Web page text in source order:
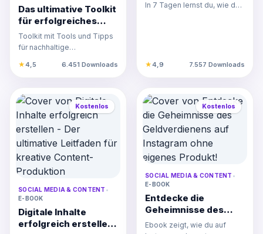
Das ultimative Toolkit
für erfolgreiches
"Sponsor für
Club4you" Maximiere
Wirkung!
Toolkit mit Tools und Tipps
für nachhaltige
inklusive Social-Media-
★4,5 6.451 Downloads
In 7 Tagen lernst du, wie du
★4,9 7.557 Downloads
Kostenlos
SOCIAL MEDIA & CONTENT •
E-BOOK
Digitale Inhalte
erfolgreich erstellen
Kostenlos
SOCIAL MEDIA & CONTENT •
E-BOOK
Entdecke die
Geheimnisse des
Geldverdienens auf
Ebook zeigt, wie du auf